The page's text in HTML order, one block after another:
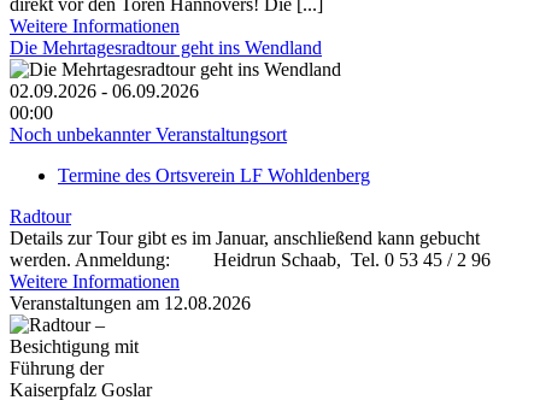
direkt vor den Toren Hannovers! Die [...]
Weitere Informationen
Die Mehrtagesradtour geht ins Wendland
02.09.2026 - 06.09.2026
00:00
Noch unbekannter Veranstaltungsort
Termine des Ortsverein LF Wohldenberg
Radtour
Details zur Tour gibt es im Januar, anschließend kann gebucht
werden. Anmeldung: Heidrun Schaab, Tel. 0 53 45 / 2 96
Weitere Informationen
Veranstaltungen am 12.08.2026